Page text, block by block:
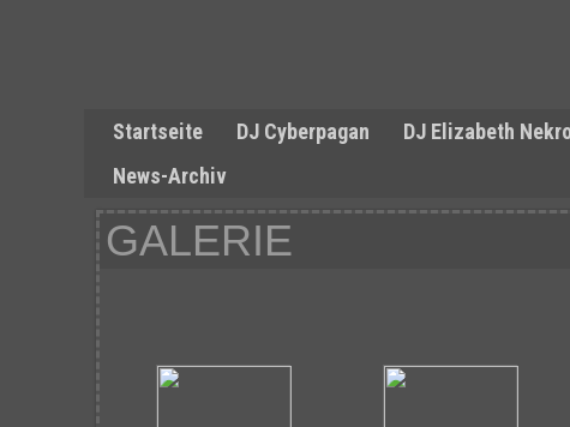
Startseite DJ Cyberpagan DJ Elizabeth
News-Archiv
GALERIE